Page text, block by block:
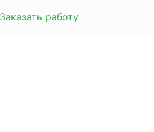
Заказать работу